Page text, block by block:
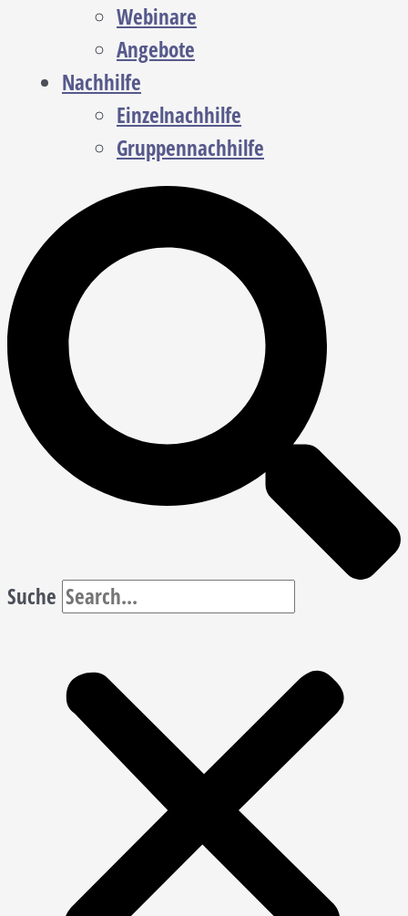
Webinare
Angebote
Nachhilfe
Einzelnachhilfe
Gruppennachhilfe
Suche